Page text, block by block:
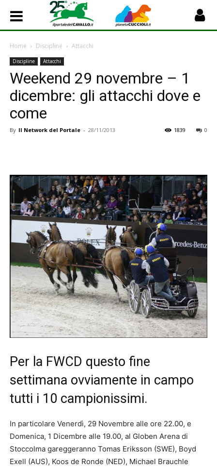
Home Discipline Attacchi
Discipline Attacchi
Weekend 29 novembre – 1
dicembre: gli attacchi dove e
come
By Il Network del Portale - 28/11/2013 0
1839
Per la FWCD questo fine
settimana ovviamente in campo
tutti i 10 campionissimi.
In particolare Venerdì, 29 Novembre alle ore 22.00, e
Domenica, 1 Dicembre alle 19.00, al Globen Arena di
Stoccolma gareggeranno Tomas Eriksson (SWE), Boyd
Exell (AUS), Koos de Ronde (NED), Michael Brauchle